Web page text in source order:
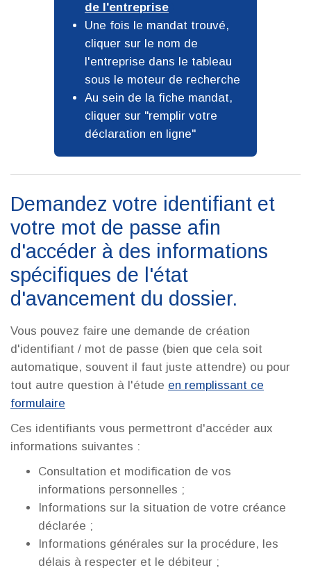
de l'entreprise
Une fois le mandat trouvé,
cliquer sur le nom de
l'entreprise dans le tableau
sous le moteur de recherche
Au sein de la fiche mandat,
cliquer sur
remplir votre
déclaration en ligne
Demandez votre identifiant et
votre mot de passe afin
d'accéder à des informations
spécifiques de l'état
d'avancement du dossier.
Vous pouvez faire une demande de création
d'identifiant / mot de passe (bien que cela soit
automatique, souvent il faut juste attendre) ou pour
tout autre question à l'étude en remplissant ce
formulaire
Ces identifiants vous permettront d'accéder aux
informations suivantes :
Consultation et modification de vos
informations personnelles ;
Informations sur la situation de votre créance
déclarée ;
Informations générales sur la procédure, les
délais à respecter et le débiteur ;